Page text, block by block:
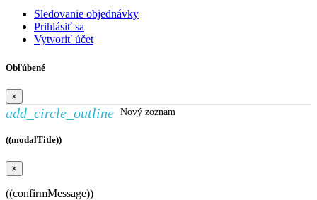
Sledovanie objednávky
Prihlásiť sa
Vytvoriť účet
Obľúbené
×
add_circle_outline Nový zoznam
((modalTitle))
×
((confirmMessage))